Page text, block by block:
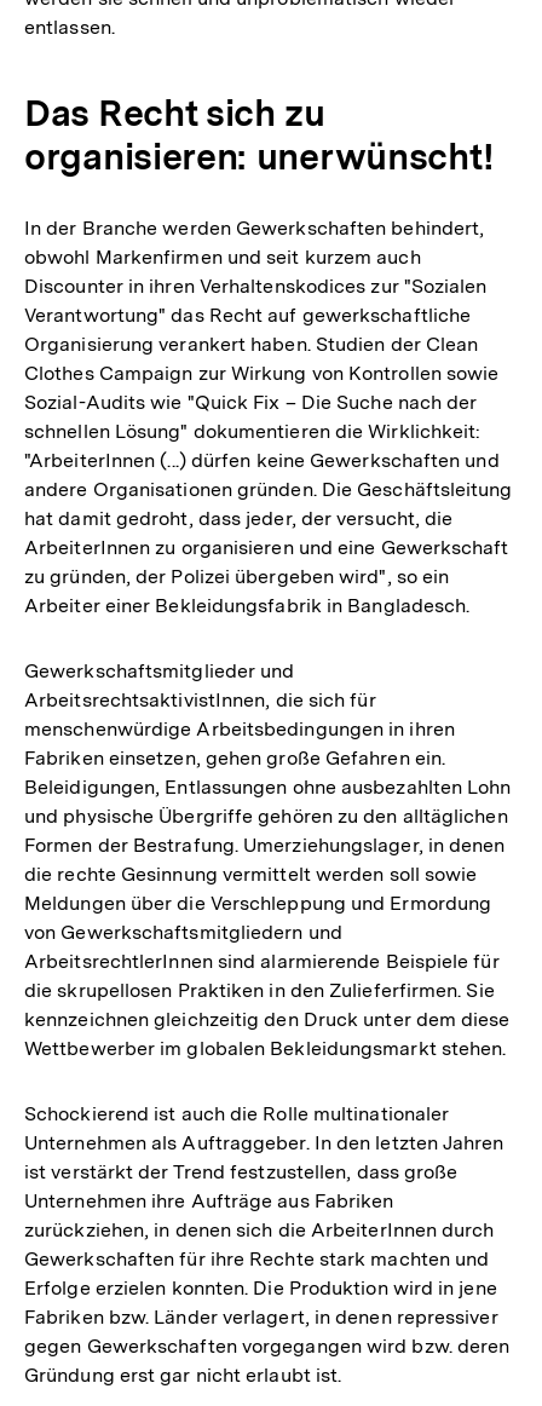
entlassen.
Das Recht sich zu
organisieren: unerwünscht!
In der Branche werden Gewerkschaften behindert,
obwohl Markenfirmen und seit kurzem auch
Discounter in ihren Verhaltenskodices zur "Sozialen
Verantwortung" das Recht auf gewerkschaftliche
Organisierung verankert haben. Studien der Clean
Clothes Campaign zur Wirkung von Kontrollen sowie
Sozial-Audits wie "Quick Fix – Die Suche nach der
schnellen Lösung" dokumentieren die Wirklichkeit:
"ArbeiterInnen (...) dürfen keine Gewerkschaften und
andere Organisationen gründen. Die Geschäftsleitung
hat damit gedroht, dass jeder, der versucht, die
ArbeiterInnen zu organisieren und eine Gewerkschaft
zu gründen, der Polizei übergeben wird", so ein
Arbeiter einer Bekleidungsfabrik in Bangladesch.
Gewerkschaftsmitglieder und
ArbeitsrechtsaktivistInnen, die sich für
menschenwürdige Arbeitsbedingungen in ihren
Fabriken einsetzen, gehen große Gefahren ein.
Beleidigungen, Entlassungen ohne ausbezahlten Lohn
und physische Übergriffe gehören zu den alltäglichen
Formen der Bestrafung. Umerziehungslager, in denen
die rechte Gesinnung vermittelt werden soll sowie
Meldungen über die Verschleppung und Ermordung
von Gewerkschaftsmitgliedern und
ArbeitsrechtlerInnen sind alarmierende Beispiele für
die skrupellosen Praktiken in den Zulieferfirmen. Sie
kennzeichnen gleichzeitig den Druck unter dem diese
Wettbewerber im globalen Bekleidungsmarkt stehen.
Schockierend ist auch die Rolle multinationaler
Unternehmen als Auftraggeber. In den letzten Jahren
ist verstärkt der Trend festzustellen, dass große
Unternehmen ihre Aufträge aus Fabriken
zurückziehen, in denen sich die ArbeiterInnen durch
Gewerkschaften für ihre Rechte stark machten und
Erfolge erzielen konnten. Die Produktion wird in jene
Fabriken bzw. Länder verlagert, in denen repressiver
gegen Gewerkschaften vorgegangen wird bzw. deren
Gründung erst gar nicht erlaubt ist.